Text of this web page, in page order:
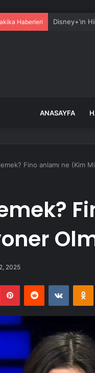
Haberleri
ANASAYFA
Fino anlamı ne (Kim
2025
PinterestReddit